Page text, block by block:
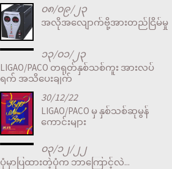
၀၈/၀၉/၂၃
အလိုအလျောက်ဗို့အားတည်ငြိမ်မှု
၁၃/၀၁/၂၃
LIGAO/PACO တရုတ်နှစ်သစ်ကူး အားလပ်
ရက် အသိပေးချက်
30/12/22
LIGAO/PACO မှ နှစ်သစ်ဆုမွန်
ကောင်းများ
၀၃/၁၂/၂၂
ပုံမှာပြထားတဲ့ပုံက ဘာကြောင့်လဲ...